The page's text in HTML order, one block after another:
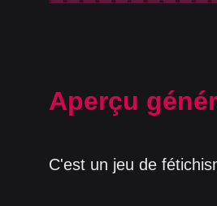
Aperçu
C'est un jeu de